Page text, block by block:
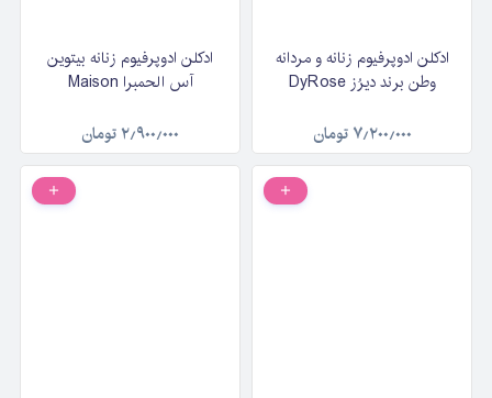
ادکلن ادوپرفیوم زنانه و مردانه
وطن برند دیرُز DyRose
۷٫۲۰۰٫۰۰۰ تومان
ادکلن ادوپرفیوم زنانه بیتوین
آس الحمبرا Maison
۱۰۰ میلی لیتر
۲٫۹۰۰٫۰۰۰ تومان